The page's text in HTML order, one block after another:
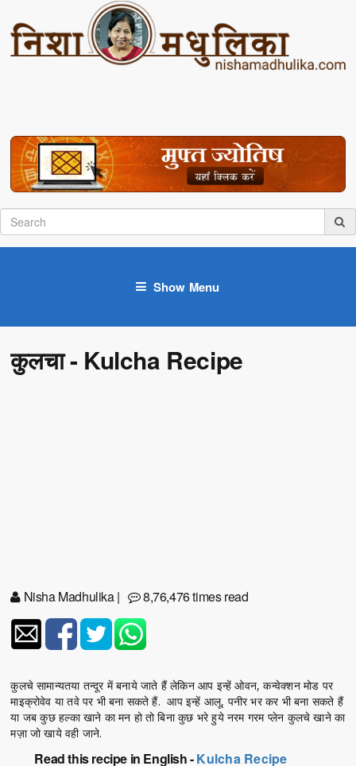
Show Menu
कुलचा - Kulcha Recipe
Nisha Madhulika| 8,76,476 times read
कुलचे सामान्यतया तन्दूर में बनाये जाते हैं लेकिन आप इन्हें ओवन, कन्वेक्शन मोड पर
माइक्रोवेव या तवे पर भी बना सकते हैं. आप इन्हें आलू, पनीर भर कर भी बना सकते हैं
या जब कुछ हल्का खाने का मन हो तो बिना कुछ भरे हुये नरम गरम प्लेन कुलचे खाने का
मज़ा जो खाये वही जाने.
Read this recipe in English -Kulcha Recipe